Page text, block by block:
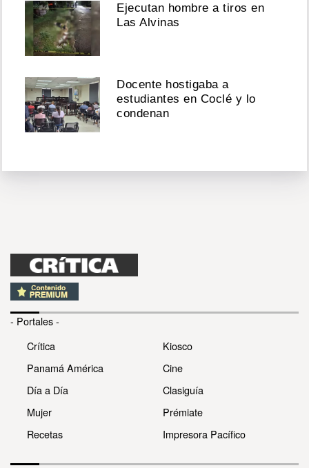
Ejecutan hombre a tiros en
Las Alvinas
Docente hostigaba a
estudiantes en Coclé y lo
condenan
- Portales -
Crítica
Panamá América
Día a Día
Mujer
Recetas
Kiosco
Cine
Clasiguía
Prémiate
Impresora Pacífico